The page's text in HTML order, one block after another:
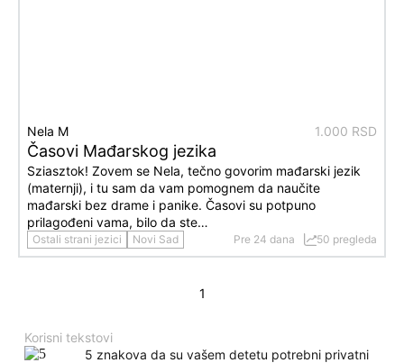
Nela M 1.000 RSD
Časovi Mađarskog jezika
Sziasztok! Zovem se Nela, tečno govorim mađarski jezik
(maternji), i tu sam da vam pomognem da naučite
mađarski bez drame i panike. Časovi su potpuno
prilagođeni vama, bilo da ste…
Ostali strani jezici Novi Sad Pre 24 dana 50 pregleda
1
Korisni tekstovi
5 znakova da su vašem detetu potrebni privatni